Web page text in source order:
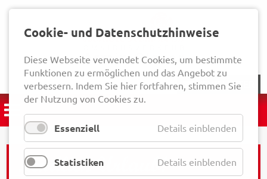
NEWSLETTER
Cookie- und Datenschutzhinweise
Diese Webseite verwendet Cookies, um bestimmte
Funktionen zu ermöglichen und das Angebot zu
verbessern. Indem Sie hier fortfahren, stimmen Sie
der Nutzung von Cookies zu.
Essenziell Details einblenden
Statistiken Details einblenden